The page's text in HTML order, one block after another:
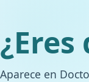
Aparece en